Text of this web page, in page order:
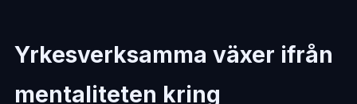
Yrkesverksamma växer ifrån
mentaliteten kring